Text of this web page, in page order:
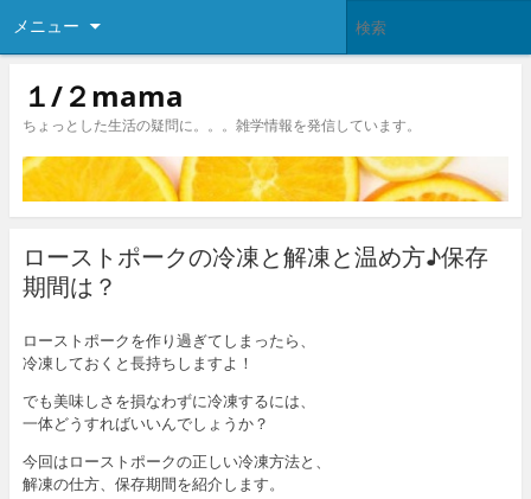
メニュー
１/２mama
ちょっとした生活の疑問に。。。雑学情報を発信しています。
ローストポークの冷凍と解凍と温め方♪保存
期間は？
ローストポークを作り過ぎてしまったら、
冷凍しておくと長持ちしますよ！
でも美味しさを損なわずに冷凍するには、
一体どうすればいいんでしょうか？
今回はローストポークの正しい冷凍方法と、
解凍の仕方、保存期間を紹介します。